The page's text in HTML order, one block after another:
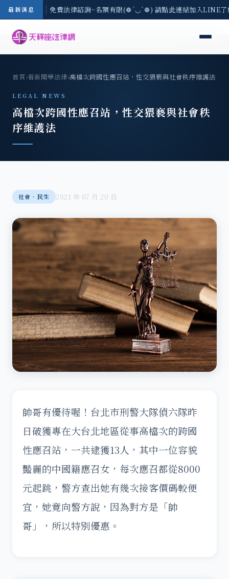
最新消息
-8/3(一) 現場免費法律諮詢~名額有限(❁´◡`❁) 請點此連結加入LINE
首頁›看新聞學法律›高檔次跨國性應召站，性交猥褻與社會秩序維護法
LEGAL NEWS
高檔次跨國性應召站，性交猥褻與社會秩
序維護法
社會‧民生 2021 年 07 月 20 日
帥哥有優待喔！台北市刑警大隊偵六隊昨
日破獲專在大台北地區從事高檔次的跨國
性應召站，一共逮獲13人，其中一位容貌
豔麗的中國籍應召女，每次應召都從8000
元起跳，警方查出她有幾次接客價碼較便
宜，她竟向警方說，因為對方是「帥
哥」，所以特別優惠。